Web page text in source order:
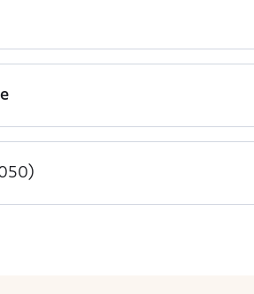
procesy regeneracyjne skóry. Cynk
ETHYLENE/VA COPOLYMER,
OIL, ZINC PCA, CINNAMYL
w miejscach problematycznych,
)